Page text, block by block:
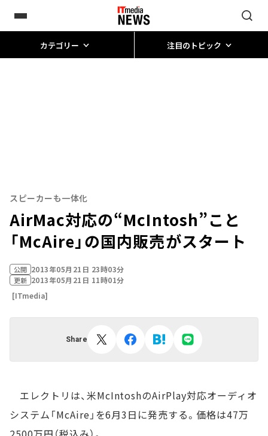
カテゴリー 注目のトピック
スピーカーも一体化
AirMac対応の“McIntosh”こと
「McAire」の国内販売がスタート
公開 2013年05月21日 23時03分
更新 2013年05月21日 11時01分
[ITmedia]
Share
エレクトリは、米McIntoshのAirPlay対応オーディオ
システム「McAire」を6月3日に発売する。価格は47万